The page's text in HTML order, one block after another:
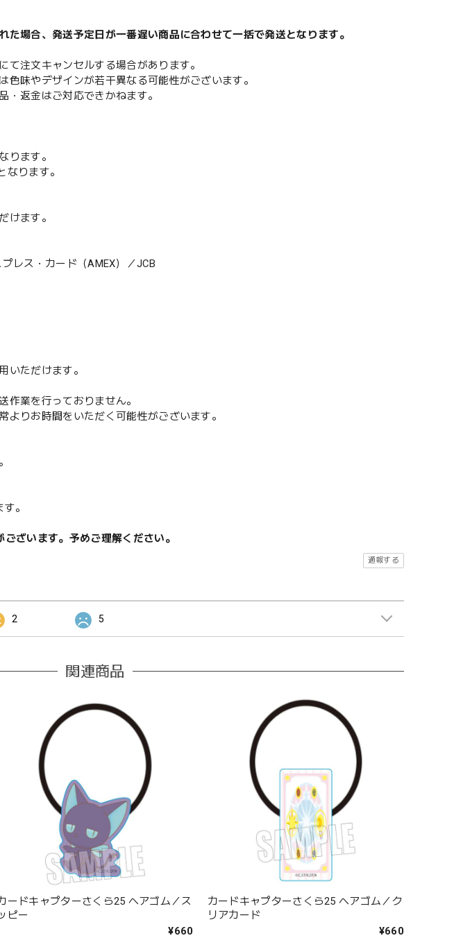
た場合、発送予定日が一番遅い商品に合わせて一括で発送となります。
て注文キャンセルする場合があります。
色味やデザインが若干異なる可能性がございます。
・返金はご対応できかねます。
ります。
なります。
けます。
ス・カード（AMEX）／JCB
いただけます。
業を行っておりません。
りお時間をいただく可能性がございます。
。
ざいます。予めご理解ください。
通報する
2 5
関連商品
ードキャプターさくら25 ヘアゴム／ス
ピー
¥660
カードキャプターさくら25 ヘアゴム／ク
リアカード
¥660